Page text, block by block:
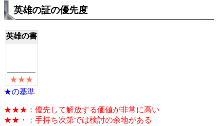
英雄の証の優先度
英雄の書
★の基準
★★★：優先して解放する価値が非常に高い
★★・：手持ち次第では検討の余地がある